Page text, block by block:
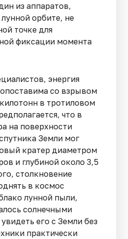
из аппаратов,
орбите, не
точке для
фиксации момента
энергия
со взрывом
в тротиловом
что в
на поверхности
Земли мог
кратер диаметром
и глубиной около 3,5
столкновение
в космос
лунной пыли,
солнечными
его с Земли без
практически